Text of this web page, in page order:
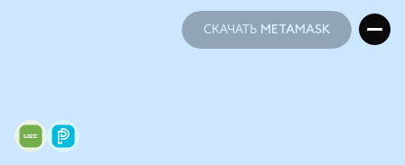
СКАЧАТЬ METAMASK